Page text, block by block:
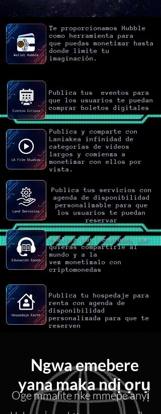
Te proporcionamos Hubble
como herramienta para
que puedas
monetizar hasta
donde limite tu
imaginación.
Publica tus eventos para
que los usuarios te puedan
comprar boletos digitales
Publica y comparte con
Laniakea infinidad de
categorías de videos
largos y comienza a
monetizar con ellos por
vista.
Publica tus servicios con
agenda de disponibilidad
personalizable para que
los usuarios te puedan
reservar
Publica tus lecciones que
quieras compartirle al
mundo y a la
vez monetízalo con
criptomonedas
Publica tu hospedaje para
renta con agenda de
disponibilidad
personalizada para que te
reserven
Ngwa emebere
yana maka ndị ọrụ
Oge mmalite nke mmepe anyị